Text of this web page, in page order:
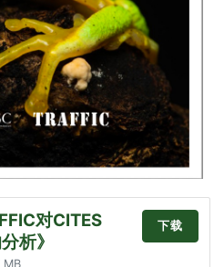
对CITES
析》
MB
下载